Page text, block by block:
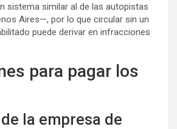
sistema similar al de las autopistas
Aires—, por lo que circular sin un
puede derivar en infracciones
para pagar los
la empresa de